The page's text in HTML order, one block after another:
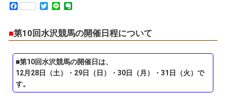
FacebookTwitter
Line
■第10回水沢競馬の開催日程について
■第10回水沢競馬の開催日は、
12月28日（土）・29日（日）・30日（月）・31日（火）で
す。